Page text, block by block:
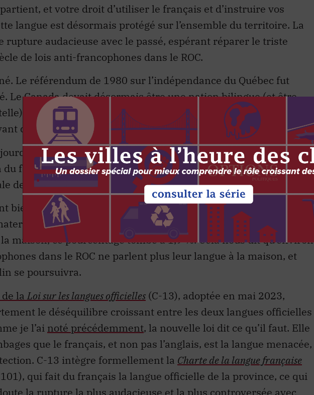
et votre droit d’utiliser le français et d’instruire vos
langue est désormais protégé sur l’ensemble du territoire. La
rupture audacieuse avec le passé, espérant réparer le triste
de lois anti-francophones dans le ROC.
Le référendum de 1980 sur l’indépendance du Québec fut
Le Canada devait désormais être une nation bilingue (et être
le bilinguisme une valeur canadienne fondamentale, les
désormais des droits égauxA mari usque ad mare
que cette noble vision du bilinguisme n’a pas réussi à
français, notamment hors Québec. Mais ce n’était pas
de la loi.
bien connues. Selon le recensement de 2021, le français n’est
que de
3,2 % des Canadiens hors Québec . Pour la
maison, ce pourcentage tombe à 1,9 %. Cela nous dit qu’environ
dans le ROC ne parlent plus leur langue à la maison, et
se poursuivra.
la Loi sur les langues officielles (C-13), adoptée en mai 2023,
le déséquilibre croissant entre les deux langues officielles
je l’ai noté précédemment, la nouvelle loi dit ce qu’il faut. Elle
que le français, et non pas l’anglais, est la langue menacée,
C-13 intègre formellement la Charte de la langue française
qui fait du français la langue officielle de la province, ce qui
la rupture la plus audacieuse et la plus controversée avec